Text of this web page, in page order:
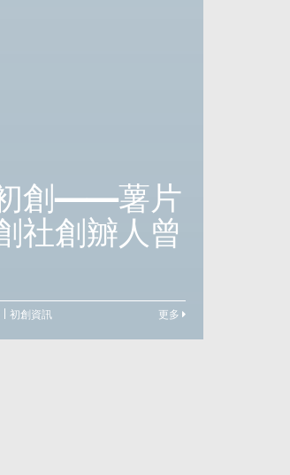
聯合
首席執行
初創——薯片
社創辧人曾
初創資訊
更多